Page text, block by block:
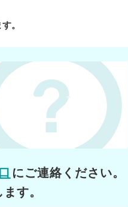
。
にご連絡ください。
す。